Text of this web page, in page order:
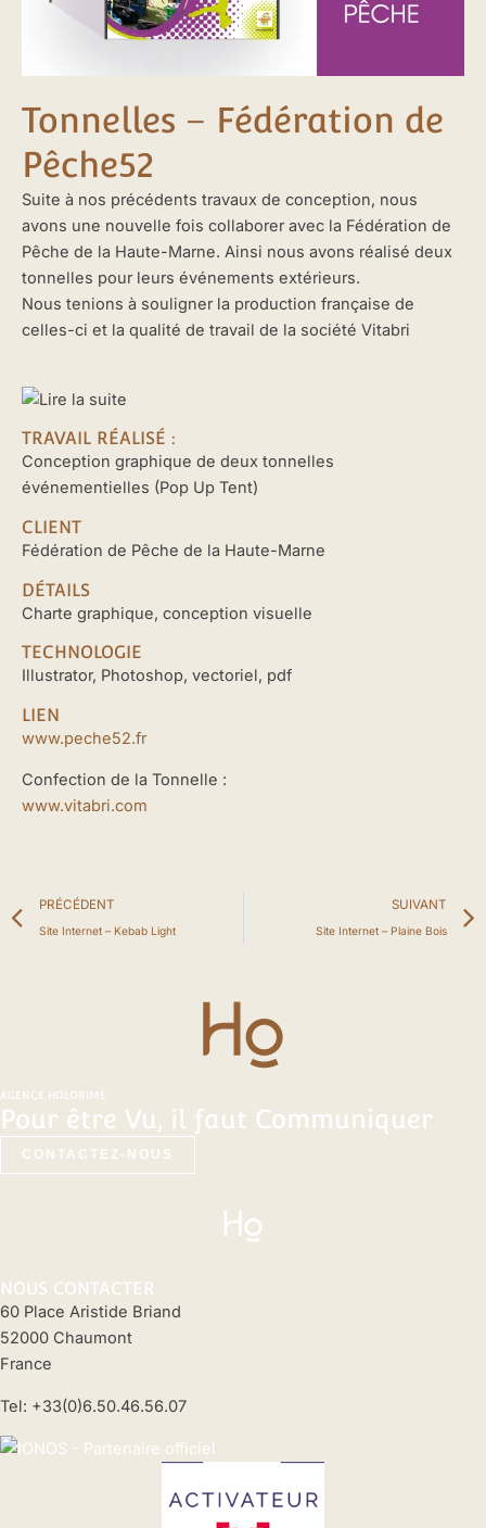
Tonnelles – Fédération de
Pêche52
Suite à nos précédents travaux de conception, nous
avons une nouvelle fois collaborer avec la Fédération de
Pêche de la Haute-Marne. Ainsi nous avons réalisé deux
tonnelles pour leurs événements extérieurs.
Nous tenions à souligner la production française de
celles-ci et la qualité de travail de la société Vitabri
TRAVAIL RÉALISÉ :
Conception graphique de deux tonnelles
événementielles (Pop Up Tent)
CLIENT
Fédération de Pêche de la Haute-Marne
DÉTAILS
Charte graphique, conception visuelle
TECHNOLOGIE
Illustrator, Photoshop, vectoriel, pdf
LIEN
www.peche52.fr
Confection de la Tonnelle :
www.vitabri.com
Précédent
PRÉCÉDENT
Site Internet – Kebab Light
SUIVANT
Site Internet – Plaine Bois
AGENCE HOLORIME
Pour être Vu, il faut Communiquer
CONTACTEZ-NOUS
NOUS CONTACTER
60 Place Aristide Briand
52000 Chaumont
France
Tel: +33(0)6.50.46.56.07